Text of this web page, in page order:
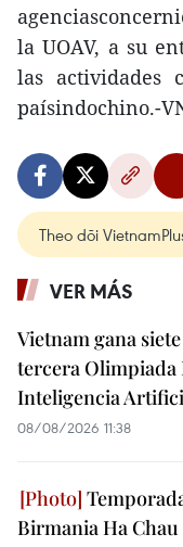
la UOAV, a su
las actividades
paísindochino.-
Theo dõi
VER MÁS
Vietnam gana
tercera
Inteligencia
08/08/2026 11:38
Birmania Ha Chau